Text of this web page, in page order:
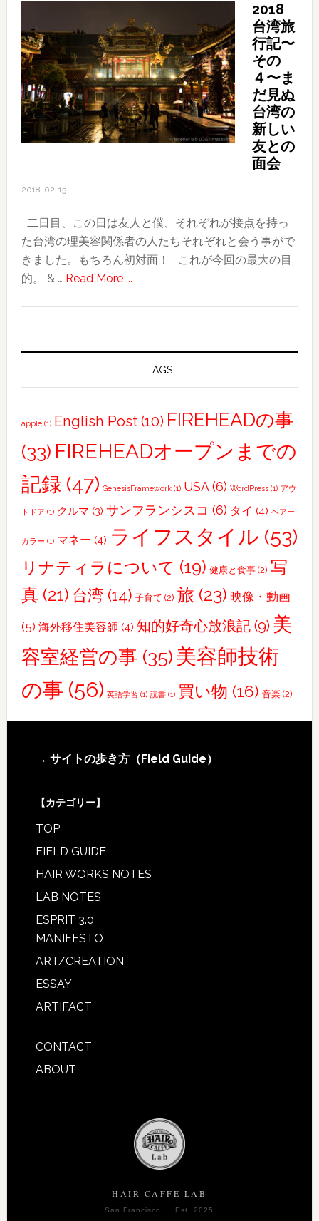
に
参
加
し
て〜
修
行
近
況
2018
台湾旅
行記〜
その
４〜ま
だ見ぬ
台湾の
新しい
友との
面会
2018-02-15
二日目、この日は友人と僕、それぞれが接点を持っ
た台湾の理美容関係者の人たちそれぞれと会う事がで
きました。もちろん初対面！ これが今回の最大の目
的。 & … Read More ...about
湾
旅
記〜
の
４〜
ぬ
台
の
新
い
友
会
TAGS
apple(1) English Post(10) FIREHEADの事
(33) FIREHEADオープンまでの
記録 (47) GenesisFramework(1) USA(6) WordPress(1) アウ
トドア (1) クルマ (3) サンフランシスコ (6) タイ (4) ヘアー
カラー (1) マネー (4) ライフスタイル (53)
リナティラについて (19) 健康と食事(2) 写
真 (21) 台湾(14) 子育て (2) 旅 (23) 映像・動画
(5) 海外移住美容師 (4) 知的好奇心放浪記(9) 美
容室経営の事 (35)美容師技術
の事 (56) 英語学習 (1) 読書(1) 買い物 (16) 音楽(2)
Footer
→ サイトの歩き方（Field Guide）
【カテゴリー】
TOP
FIELD GUIDE
HAIR WORKS NOTES
LAB NOTES
ESPRIT 3.0
MANIFESTO
ART/CREATION
ESSAY
ARTIFACT
CONTACT
ABOUT
HAIR CAFFE LAB
San Francisco · Est. 2025